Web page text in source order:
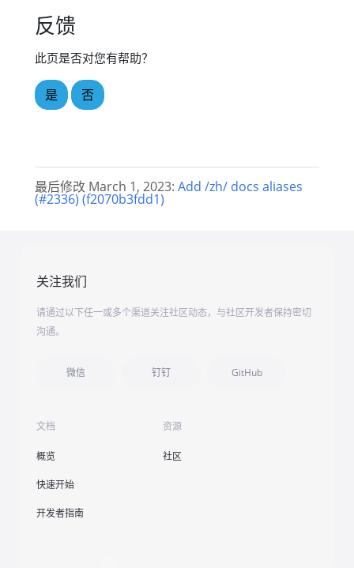
反馈
此页是否对您有帮助？
是 否
最后修改 March 1, 2023: Add /zh/ docs aliases
(#2336) (f2070b3fdd1)
关注我们
请通过以下任一或多个渠道关注社区动态，与社区开发者保持密切
沟通。
微信 钉钉 GitHub
文档
概览
快速开始
开发者指南
资源
社区